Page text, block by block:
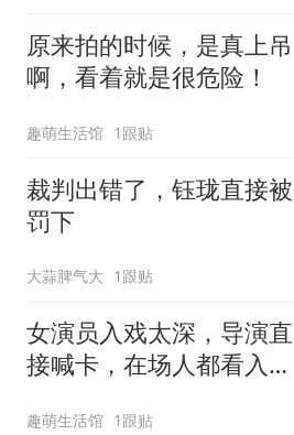
原来拍的时候，是真上吊
啊，看着就是很危险！
趣萌生活馆 1跟贴
裁判出错了，钰珑直接被
罚下
大蒜脾气大 1跟贴
女演员入戏太深，导演直
接喊卡，在场人都看入迷
趣萌生活馆 1跟贴